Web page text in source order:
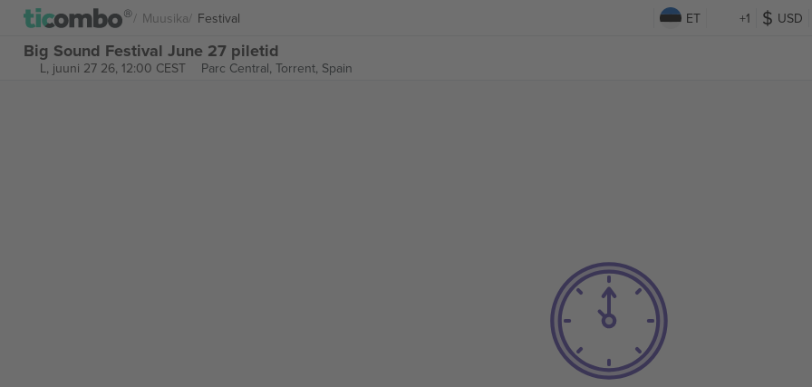
Muusika Festival ET +1 USD
Big Sound Festival June 27 piletid
L, juuni 27 26, 12:00 CEST Parc Central, Torrent, Spain